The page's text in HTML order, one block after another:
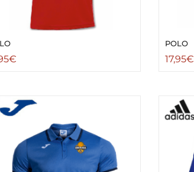
€
POLO
17,95€